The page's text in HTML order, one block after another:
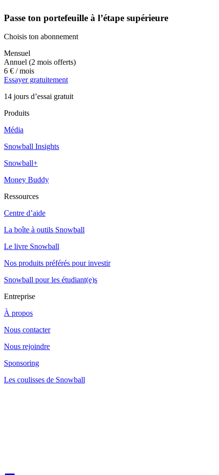
Passe ton portefeuille à l’étape supérieure
Choisis ton abonnement
Mensuel
Annuel (2 mois offerts)
6 € / mois
Essayer gratuitement
14 jours d’essai gratuit
Produits
Média
Snowball Insights
Snowball+
Money Buddy
Ressources
Centre d’aide
La boîte à outils Snowball
Le livre Snowball
Nos produits préférés pour investir
Snowball pour les étudiant(e)s
Entreprise
À propos
Nous contacter
Nous rejoindre
Sponsoring
Les coulisses de Snowball